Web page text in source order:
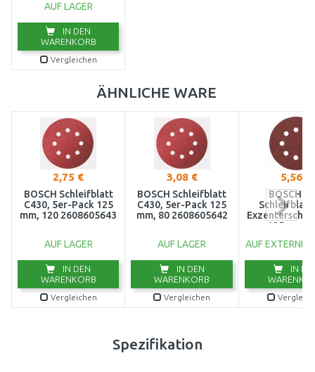
AUF LAGER
IN DEN
WARENKORB
Vergleichen
ÄHNLICHE WARE
2,75 €
BOSCH Schleifblatt
C430, 5er-Pack 125
mm, 120 2608605643
AUF LAGER
IN DEN
WARENKORB
Vergleichen
3,08 €
BOSCH Schleifblatt
C430, 5er-Pack 125
mm, 80 2608605642
AUF LAGER
IN DEN
WARENKORB
Vergleichen
5,56 €
BOSCH
125 mm,
AUF
IN
Spezifikation